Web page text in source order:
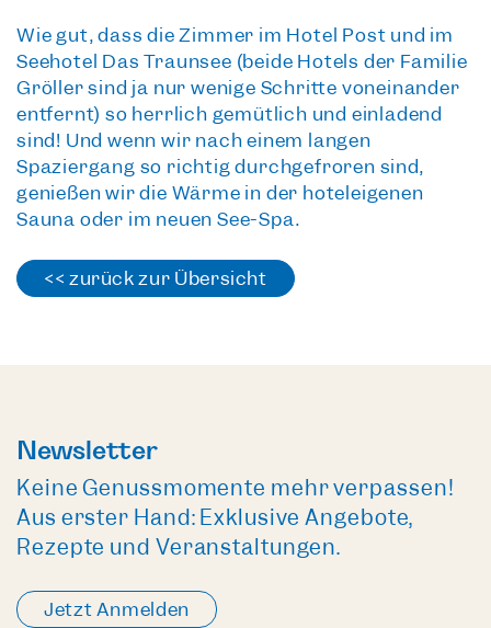
Wie gut, dass die Zimmer im Hotel Post und im
Seehotel Das Traunsee (beide Hotels der Familie
Gröller sind ja nur wenige Schritte voneinander
entfernt) so herrlich gemütlich und einladend
sind! Und wenn wir nach einem langen
Spaziergang so richtig durchgefroren sind,
genießen wir die Wärme in der hoteleigenen
Sauna oder im neuen See-Spa.
<< zurück zur Übersicht
Newsletter
Keine Genussmomente mehr verpassen!
Aus erster Hand: Exklusive Angebote,
Rezepte und Veranstaltungen.
Jetzt Anmelden